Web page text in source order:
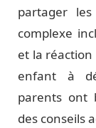
partager
complexe
et la réaction
enfant à
parents ont
des conseils